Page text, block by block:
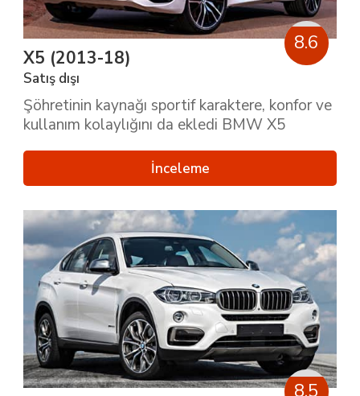
8.6
X5 (2013-18)
Satış dışı
Şöhretinin kaynağı sportif karaktere, konfor ve
kullanım kolaylığını da ekledi BMW X5
İnceleme